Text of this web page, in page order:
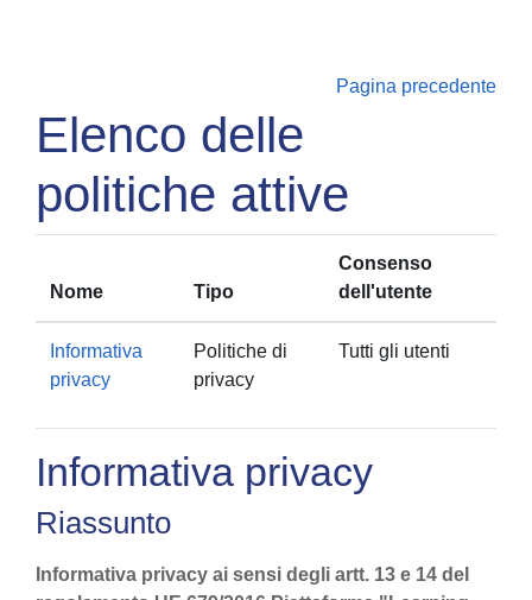
Pagina precedente
Elenco delle
politiche attive
Nome Tipo
Consenso
dell'utente
Informativa
privacy
Politiche di
privacy
Tutti gli utenti
Informativa privacy
Riassunto
Informativa privacy ai sensi degli artt. 13 e 14 del